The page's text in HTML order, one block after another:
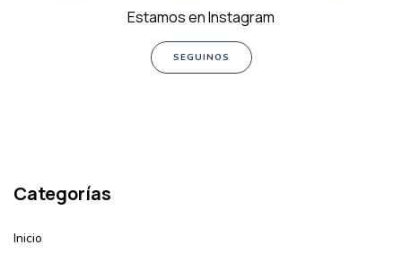
Estamos en Instagram
SEGUINOS
Categorías
Inicio